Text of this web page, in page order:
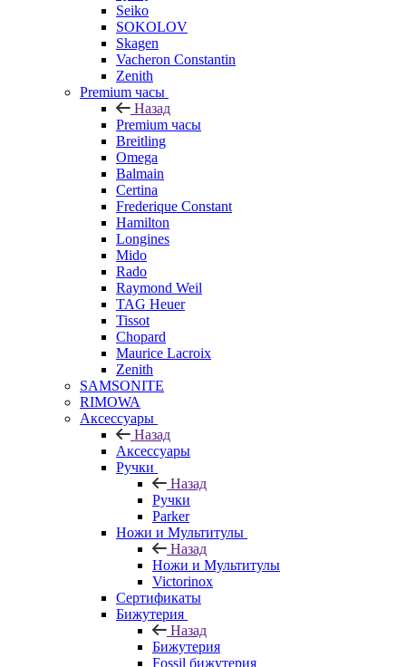
Seiko
SOKOLOV
Skagen
Vacheron Constantin
Zenith
Premium часы
Назад
Premium часы
Breitling
Omega
Balmain
Certina
Frederique Constant
Hamilton
Longines
Mido
Rado
Raymond Weil
TAG Heuer
Tissot
Chopard
Maurice Lacroix
Zenith
SAMSONITE
RIMOWA
Аксессуары
Назад
Аксессуары
Ручки
Назад
Ручки
Parker
Ножи и Мультитулы
Назад
Ножи и Мультитулы
Victorinox
Сертификаты
Бижутерия
Назад
Бижутерия
Fossil бижутерия